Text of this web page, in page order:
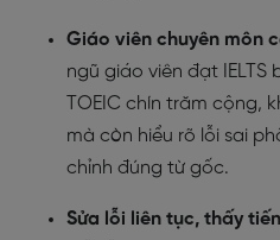
Giáo viên chuyên môn
ngũ giáo viên đạt
TOEIC chín trăm cộng,
mà còn hiểu rõ lỗi sai
chỉnh đúng từ gốc.
Sửa lỗi liên tục, thấy